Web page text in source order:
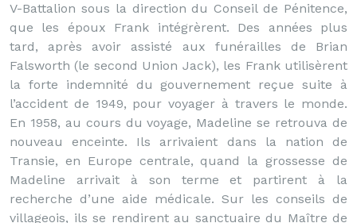
V-Battalion sous la direction du Conseil de Pénitence,
que les époux Frank intégrèrent. Des années plus
tard, après avoir assisté aux funérailles de Brian
Falsworth (le second Union Jack), les Frank utilisèrent
la forte indemnité du gouvernement reçue suite à
l’accident de 1949, pour voyager à travers le monde.
En 1958, au cours du voyage, Madeline se retrouva de
nouveau enceinte. Ils arrivaient dans la nation de
Transie, en Europe centrale, quand la grossesse de
Madeline arrivait à son terme et partirent à la
recherche d’une aide médicale. Sur les conseils de
villageois, ils se rendirent au sanctuaire du Maître de